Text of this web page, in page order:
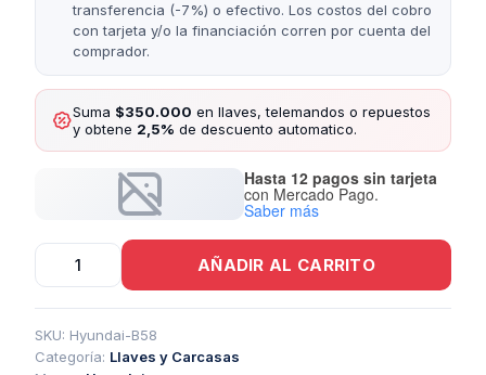
transferencia (-7%) o efectivo. Los costos del cobro
con tarjeta y/o la financiación corren por cuenta del
comprador.
Suma $350.000 en llaves, telemandos o repuestos
y obtene 2,5% de descuento automatico.
Hasta 12 pagos sin tarjeta
con Mercado Pago.
Saber más
Llave
Chip
Hyundai
Atos
cantidad
AÑADIR AL CARRITO
SKU: Hyundai-B58
Categoría: Llaves y Carcasas